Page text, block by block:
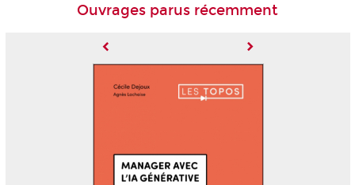
Ouvrages parus récemment